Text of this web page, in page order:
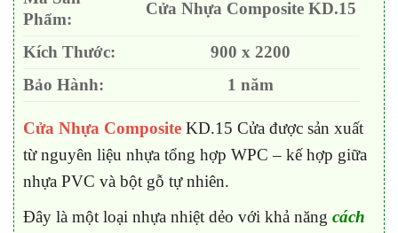
Phẩm:
Cửa Nhựa Composite KD.15
Kích Thước:
900 x 2200
Bảo Hành:
1 năm
Cửa Nhựa Composite KD.15 Cửa được sản xuất
từ nguyên liệu nhựa tổng hợp WPC – kế hợp giữa
nhựa PVC và bột gỗ tự nhiên.
Đây là một loại nhựa nhiệt dẻo với khả năng cách